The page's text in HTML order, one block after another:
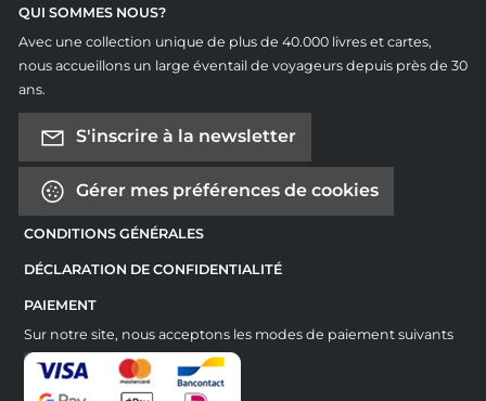
QUI SOMMES NOUS?
Avec une collection unique de plus de 40.000 livres et cartes,
nous accueillons un large éventail de voyageurs depuis près de 30
ans.
S'inscrire à la newsletter
Gérer mes préférences de cookies
CONDITIONS GÉNÉRALES
DÉCLARATION DE CONFIDENTIALITÉ
PAIEMENT
Sur notre site, nous acceptons les modes de paiement suivants